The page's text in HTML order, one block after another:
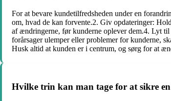
For at bevare kundetilfredsheden under en
om, hvad de kan forvente.2. Giv opdateringer:
af ændringerne, før kunderne oplever dem.4. Lyt
forårsager ulemper eller problemer for kunderne,
Husk altid at kunden er i centrum, og sørg for at
Hvilke trin kan man tage for at sikre